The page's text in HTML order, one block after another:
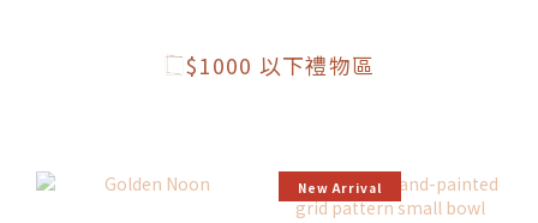
$1000 以下禮物區
New Arrival